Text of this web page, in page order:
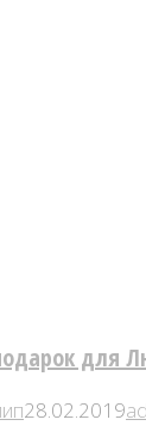
для
28.02.2019